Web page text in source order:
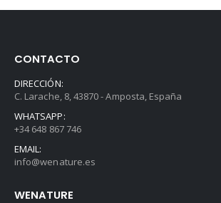
CONTACTO
DIRECCIÓN:
C. Larache, 8, 43870 - Amposta, España
WHATSAPP:
+34 648 867 746
EMAIL:
info@wenature.es
WENATURE